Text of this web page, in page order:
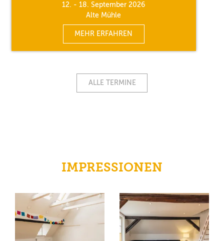
12. - 18. September 2026
Alte Mühle
MEHR ERFAHREN
ALLE TERMINE
IMPRESSIONEN